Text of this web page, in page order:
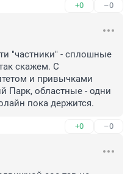
+0 –0
"частники" - сплошные
скажем. С
и привычками
Парк, областные - одни
пока держится.
+0 –0